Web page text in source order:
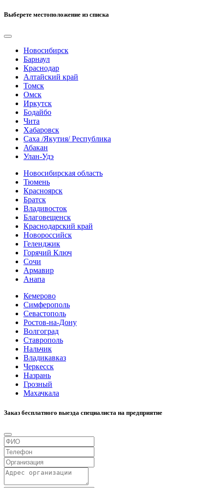
Выберете местоположение из списка
Новосибирск
Барнаул
Краснодар
Алтайский край
Томск
Омск
Иркутск
Бодайбо
Чита
Хабаровск
Саха /Якутия/ Республика
Абакан
Улан-Удэ
Новосибирская область
Тюмень
Красноярск
Братск
Владивосток
Благовещенск
Краснодарский край
Новороссийск
Геленджик
Горячий Ключ
Сочи
Армавир
Анапа
Кемерово
Симферополь
Севастополь
Ростов-на-Дону
Волгоград
Ставрополь
Нальчик
Владикавказ
Черкесск
Назрань
Грозный
Махачкала
Заказ бесплатного выезда специалиста на предприятие